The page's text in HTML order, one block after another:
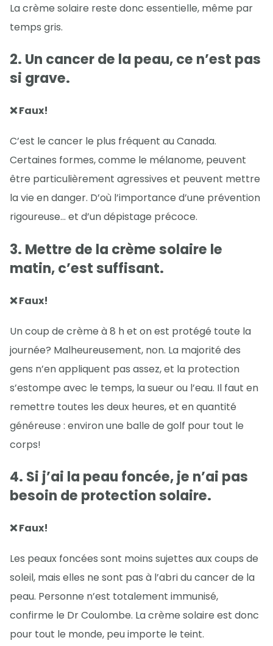
La crème solaire reste donc essentielle, même par
temps gris.
2. Un cancer de la peau, ce n’est pas
si grave.
❌ Faux!
C’est le cancer le plus fréquent au Canada.
Certaines formes, comme le mélanome, peuvent
être particulièrement agressives et peuvent mettre
la vie en danger. D’où l’importance d’une prévention
rigoureuse… et d’un dépistage précoce.
3. Mettre de la crème solaire le
matin, c’est suffisant.
❌ Faux!
Un coup de crème à 8 h et on est protégé toute la
journée? Malheureusement, non. La majorité des
gens n’en appliquent pas assez, et la protection
s’estompe avec le temps, la sueur ou l’eau. Il faut en
remettre toutes les deux heures, et en quantité
généreuse : environ une balle de golf pour tout le
corps!
4. Si j’ai la peau foncée, je n’ai pas
besoin de protection solaire.
❌ Faux!
Les peaux foncées sont moins sujettes aux coups de
soleil, mais elles ne sont pas à l’abri du cancer de la
peau. Personne n’est totalement immunisé,
confirme le Dr Coulombe. La crème solaire est donc
pour tout le monde, peu importe le teint.